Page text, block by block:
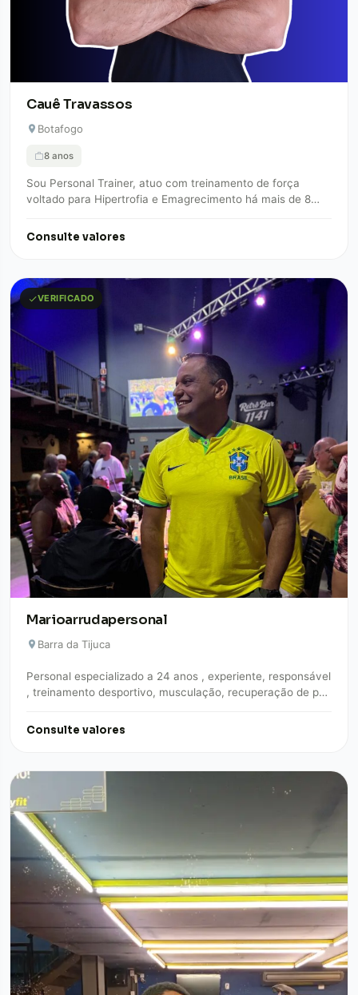
Cauê Travassos
Botafogo
8 anos
Sou Personal Trainer, atuo com treinamento de força
voltado para Hipertrofia e Emagrecimento há mais de 8
Consulte valores
VERIFICADO
Marioarrudapersonal
Barra da Tijuca
Personal especializado a 24 anos , experiente, responsável
, treinamento desportivo, musculação, recuperação de pos
Consulte valores